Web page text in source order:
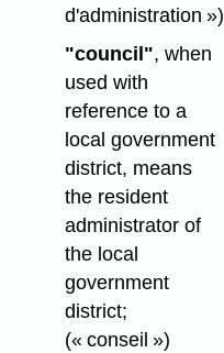
d'administration »)
"council", when
used with
reference to a
local government
district, means
the resident
administrator of
the local
government
district;
(« conseil »)